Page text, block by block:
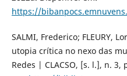
https://
SALMI, Frederico; FLEURY,
utopia crítica no nexo das
Redes | CLACSO, [s. l.], n. 3,